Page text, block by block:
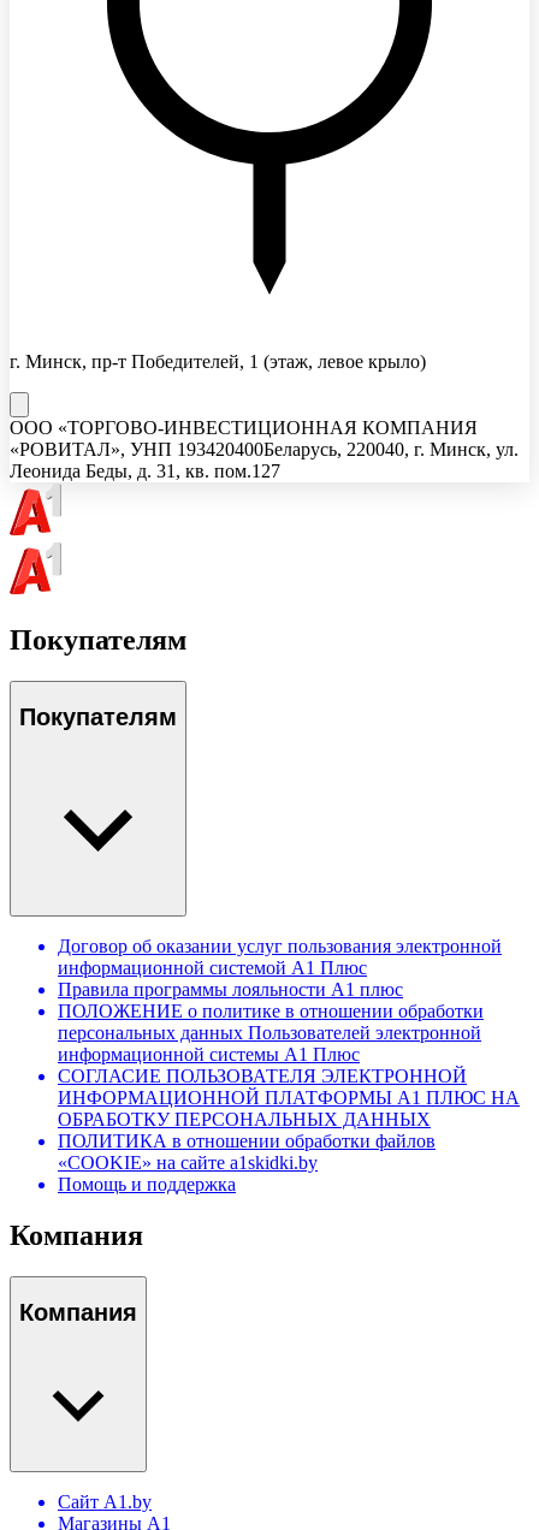
г. Минск, пр-т Победителей, 1 (этаж, левое крыло)
ООО «ТОРГОВО-ИНВЕСТИЦИОННАЯ КОМПАНИЯ
«РОВИТАЛ», УНП 193420400Беларусь, 220040, г. Минск, ул.
Леонида Беды, д. 31, кв. пом.127
Покупателям
Покупателям
Договор об оказании услуг пользования электронной
информационной системой А1 Плюс
Правила программы лояльности А1 плюс
ПОЛОЖЕНИЕ о политике в отношении обработки
персональных данных Пользователей электронной
информационной системы А1 Плюс
СОГЛАСИЕ ПОЛЬЗОВАТЕЛЯ ЭЛЕКТРОННОЙ
ИНФОРМАЦИОННОЙ ПЛАТФОРМЫ А1 ПЛЮС НА
ОБРАБОТКУ ПЕРСОНАЛЬНЫХ ДАННЫХ
ПОЛИТИКА в отношении обработки файлов
«COOKIE» на сайте a1skidki.by
Помощь и поддержка
Компания
Компания
Сайт A1.by
Магазины А1